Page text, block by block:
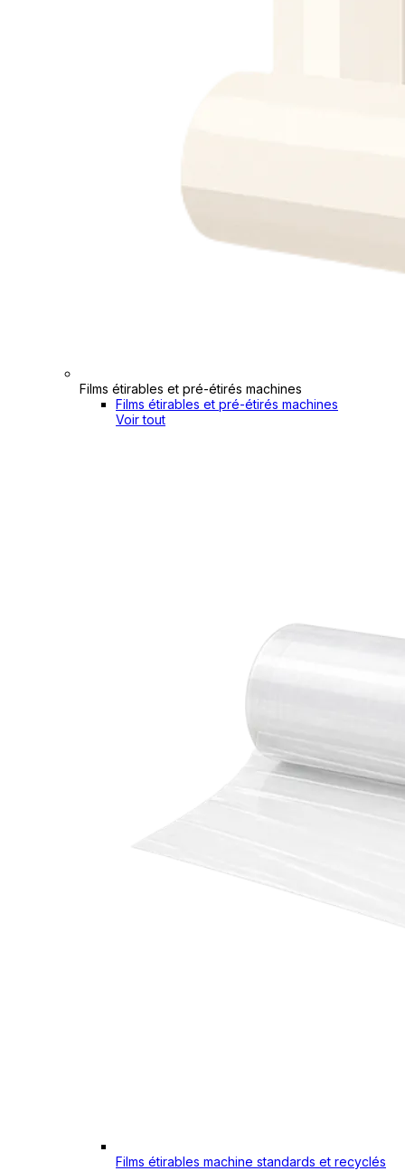
Films étirables et pré-étirés machines
Films étirables et pré-étirés machines
Voir tout
Films étirables machine standards et recyclés